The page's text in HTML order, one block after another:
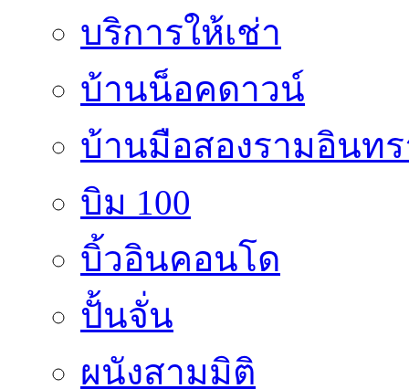
บริการให้เช่า
บ้านน็อคดาวน์
บ้านมือสองรามอินท
บิม 100
บิ้วอินคอนโด
ปั้นจั่น
ผนังสามมิติ